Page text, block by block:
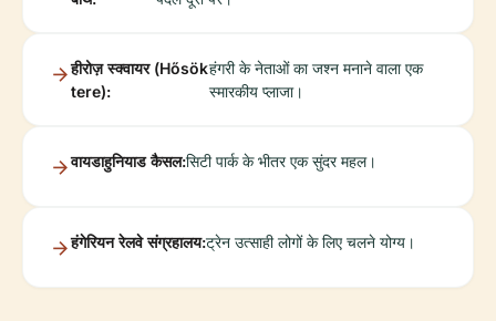
हीरोज़ स्क्वायर (Hősök
tere):
हंगरी के नेताओं का जश्न मनाने वाला एक
स्मारकीय प्लाजा।
वायडाहुनियाड कैसल:सिटी पार्क के भीतर एक सुंदर महल।
हंगेरियन रेलवे संग्रहालय:ट्रेन उत्साही लोगों के लिए चलने योग्य।